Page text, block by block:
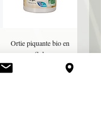
Ortie piquante bio en
gélules